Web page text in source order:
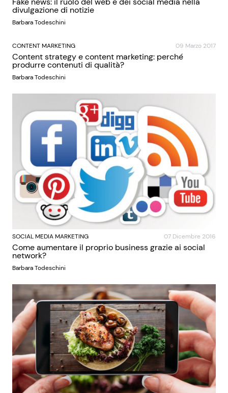
divulgazione di notizie
Barbara Todeschini
CONTENT MARKETING 09 Marzo 2017
Content strategy e content marketing: perché
produrre contenuti di qualità?
Barbara Todeschini
SOCIAL MEDIA MARKETING 07 Dicembre 2016
Come aumentare il proprio business grazie ai social
network?
Barbara Todeschini